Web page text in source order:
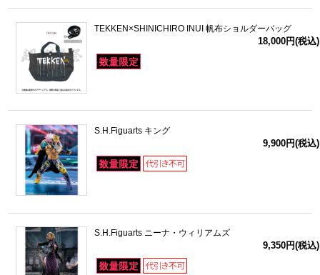
TEKKEN×SHINICHIRO INUI 帆布ショルダーバッグ
18,000円(税込)
S.H.Figuarts キング
9,900円(税込)
S.H.Figuarts ニーナ・ウィリアムズ
9,350円(税込)